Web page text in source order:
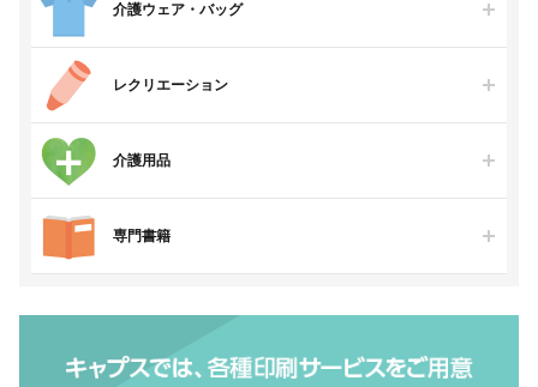
介護ウェア・バッグ
レクリエーション
介護用品
専門書籍